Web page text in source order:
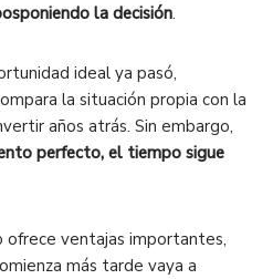
la decisión.
ideal ya pasó,
la situación propia con la
años atrás. Sin embargo,
perfecto, el tiempo sigue
ventajas importantes,
más tarde vaya a